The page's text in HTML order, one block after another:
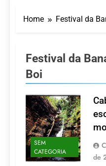
7
7
Home Festival da
Festival da
Boi
SEM
CATEGORIA
de